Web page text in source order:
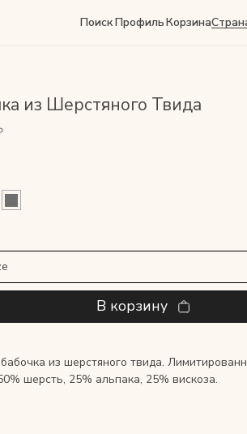
ПоискПрофильКорзина
из Шерстяного Твида
В корзину
из шерстяного твида.
шерсть, 25% альпака, 25% вискоза.